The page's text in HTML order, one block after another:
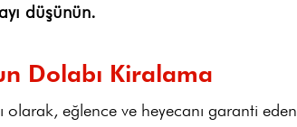
düşünün.
Dolabı Kiralama
olarak, eğlence ve heyecanı garanti eden